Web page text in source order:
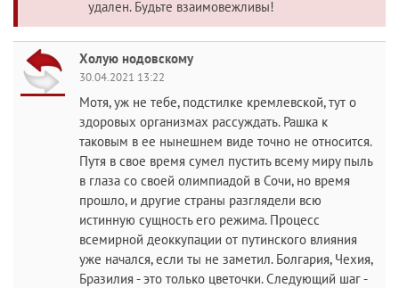
удален. Будьте взаимовежливы!
Холую нодовскому
30.04.2021 13:22
Мотя, уж не тебе, подстилке кремлевской, тут о
здоровых организмах рассуждать. Рашка к
таковым в ее нынешнем виде точно не относится.
Путя в свое время сумел пустить всему миру пыль
в глаза со своей олимпиадой в Сочи, но время
прошло, и другие страны разглядели всю
истинную сущность его режима. Процесс
всемирной деоккупации от путинского влияния
уже начался, если ты не заметил. Болгария, Чехия,
Бразилия - это только цветочки. Следующий шаг -